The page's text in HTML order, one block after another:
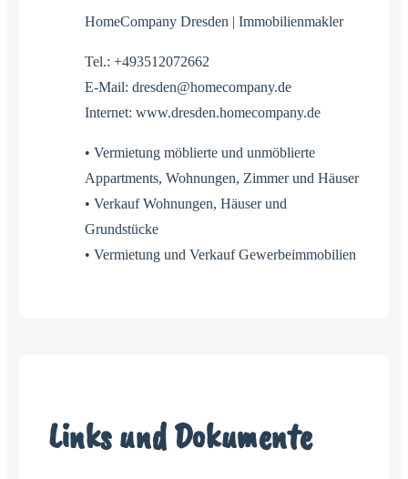
HomeCompany Dresden | Immobilienmakler
Tel.: +493512072662
E-Mail: dresden@homecompany.de
Internet: www.dresden.homecompany.de
• Vermietung möblierte und unmöblierte
Appartments, Wohnungen, Zimmer und Häuser
• Verkauf Wohnungen, Häuser und
Grundstücke
• Vermietung und Verkauf Gewerbeimmobilien
Links und Dokumente